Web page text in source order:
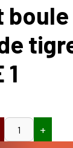
boule
+